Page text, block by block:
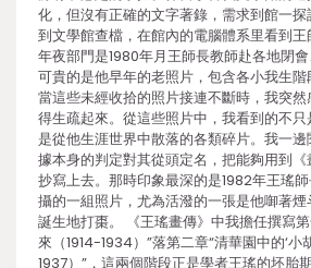
化，但沒有正確的文字著錄，需求到館一
到文學館查檔，在館內的電腦體系里看到王
年夜部門是1980年月王師長教師赴各地閉
可貴的是他早年的老照片，包含各小我生階
當這些未經收拾的照片接連不斷時，我突然
得生疏起來。從這些照片中，我看到的不
是從他生涯世界中散落的各類碎片。我一
據本身的判定對其從頭定名，把能夠用到
抄寫上去。那時印象最深的是1982年王瑤
攝的一組照片，尤為活潑的一張是他啣著
誕生地打棗。 《王瑤畫傳》中我擔任撰寫
來（1914-1934）”落第二章“清華園中的‘小
1937）”，這兩個階段正是學者王瑤的坯胎